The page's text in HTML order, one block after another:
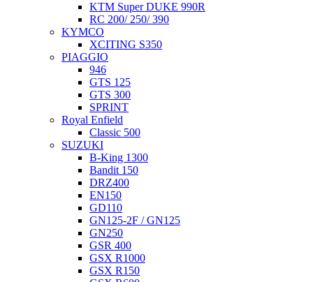
KTM Super DUKE 990R
RC 200/ 250/ 390
KYMCO
XCITING S350
PIAGGIO
946
GTS 125
GTS 300
SPRINT
Royal Enfield
Classic 500
SUZUKI
B-King 1300
Bandit 150
DRZ400
EN150
GD110
GN125-2F / GN125
GN250
GSR 400
GSX R1000
GSX R150